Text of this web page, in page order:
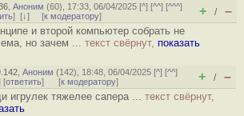
,Аноним (60), 17:33, 06/04/2025 [^] [^^] [^^^]
] [↓] [к модератору] + / –
и второй компьютер собрать не
но зачем ... текст свёрнут, показать
,Аноним (142), 18:48, 06/04/2025 [^] [^^]
[ответить] [к модератору] + / –
игрулек тяжелее сапера ... текст свёрнут,